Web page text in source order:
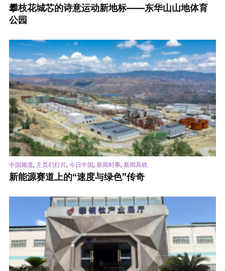
攀枝花城芯的诗意运动新地标——东华山山地体育
公园
中国频道, 主页幻灯片, 今日中国, 新闻时事, 新闻高铁
新能源赛道上的“速度与绿色”传奇